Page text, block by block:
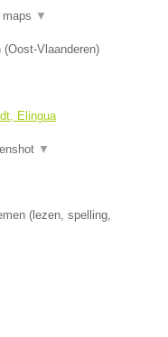
▼
(Oost-Vlaanderen)
Elingua
▼
(lezen, spelling,